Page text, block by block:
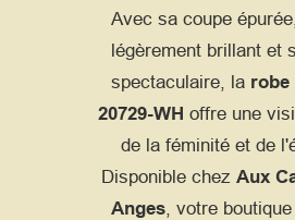
Avec sa coupe
légèrement brillant et
spectaculaire, la robe
20729-WH offre une
de la féminité et de
Disponible chez Aux
Anges, votre